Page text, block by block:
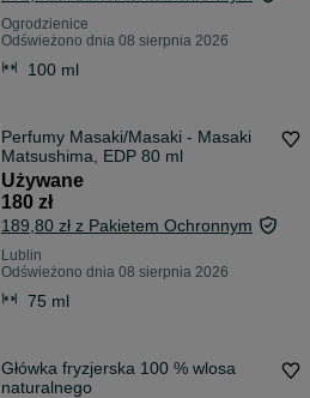
Ogrodzienice
Odświeżono dnia 08 sierpnia 2026
100 ml
Perfumy Masaki/Masaki - Masaki
Matsushima, EDP 80 ml
Używane
180 zł
189,80 zł z Pakietem Ochronnym
Lublin
Odświeżono dnia 08 sierpnia 2026
75 ml
Główka fryzjerska 100 % wlosa
naturalnego